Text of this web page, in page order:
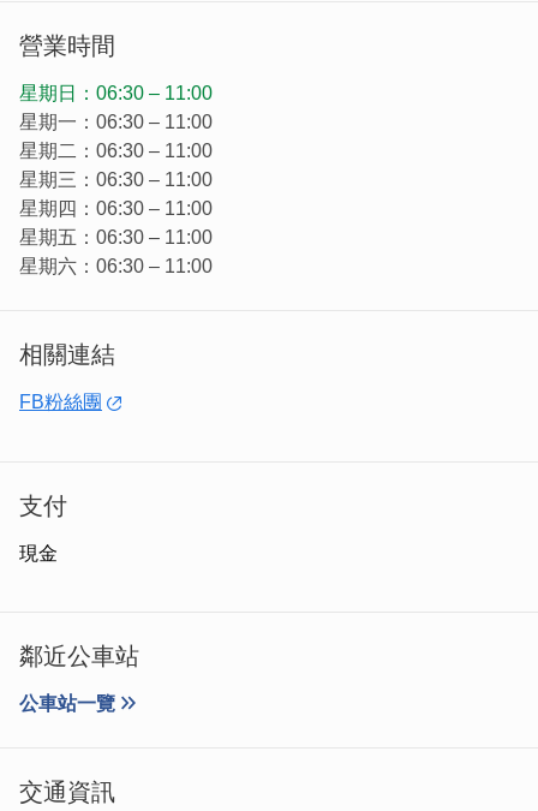
人氣超高的「金門油條」外酥內Q，包進飯糰裡增加口感，
營業時間
星期日：06:30 – 11:00
星期一：06:30 – 11:00
星期二：06:30 – 11:00
星期三：06:30 – 11:00
星期四：06:30 – 11:00
星期五：06:30 – 11:00
星期六：06:30 – 11:00
相關連結
FB粉絲團
支付
現金
鄰近公車站
公車站一覽
交通資訊